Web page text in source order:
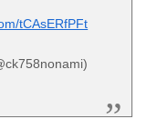
tCAsERfPFt